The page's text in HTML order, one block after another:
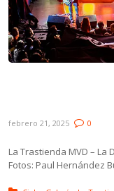
febrero 21, 2025 0
La Trastienda MVD – La
Fotos: Paul Hernández